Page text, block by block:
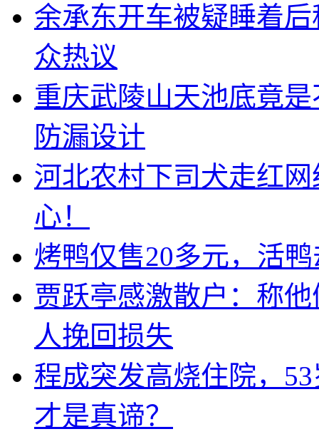
余承东开车被疑睡着
众热议
重庆武陵山天池底竟
防漏设计
河北农村下司犬走红
心！
烤鸭仅售20多元，活
贾跃亭感激散户：称
人挽回损失
程成突发高烧住院，
才是真谛？